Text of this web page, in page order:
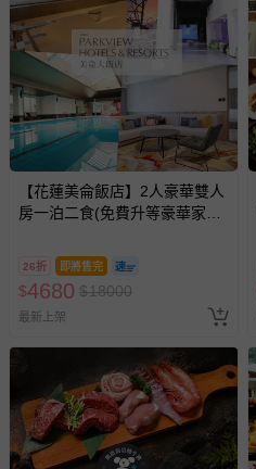
【花蓮美侖飯店】2人豪華雙人
房一泊二食(免費升等豪華家庭
26折 即將售完
$4680 $18000
最新上架